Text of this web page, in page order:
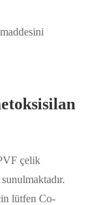
çelik
lütfen Co-